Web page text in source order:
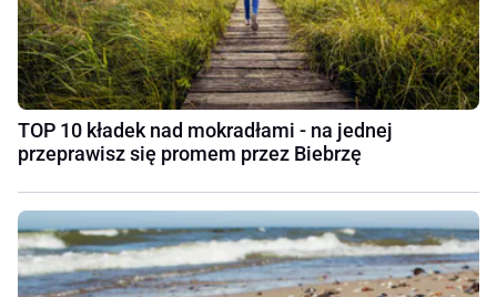
TOP 10 kładek nad mokradłami - na jednej
przeprawisz się promem przez Biebrzę